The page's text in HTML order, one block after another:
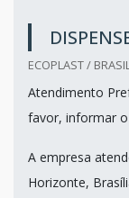
ECOPLAST /
Atendimento
favor, informar
A empresa
Horizonte,